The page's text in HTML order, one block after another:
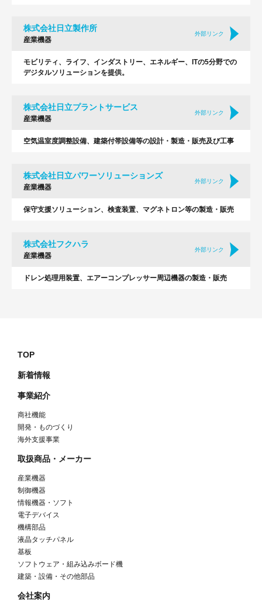
株式会社日立製作所
産業機器
外部リンク
モビリティ、ライフ、インダストリー、エネルギー、ITの5分野での
デジタルソリューションを提供。
株式会社日立プラントサービス
産業機器
外部リンク
空気温室度調整設備、建築付帯設備等の設計・製造・販売及び工事
株式会社日立パワーソリューションズ
産業機器
外部リンク
保守支援ソリューション、検査装置、マグネトロン等の製造・販売
株式会社フクハラ
産業機器
外部リンク
ドレン処理用装置、エアーコンプレッサー周辺機器の製造・販売
TOP
新着情報
事業紹介
商社機能
開発・ものづくり
海外支援事業
取扱商品・メーカー
産業機器
制御機器
情報機器・ソフト
電子デバイス
機構部品
液晶タッチパネル
基板
ソフトウェア・組み込みボード機
建築・設備・その他部品
会社案内